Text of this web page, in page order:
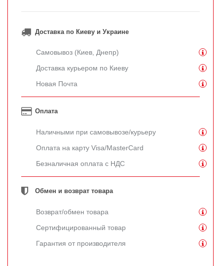
Доставка по Киеву и Украине
Самовывоз (Киев, Днепр)
Доставка курьером по Киеву
Новая Почта
Оплата
Наличными при самовывозе/курьеру
Оплата на карту Visa/MasterCard
Безналичная оплата с НДС
Обмен и возврат товара
Возврат/обмен товара
Сертифицированный товар
Гарантия от производителя